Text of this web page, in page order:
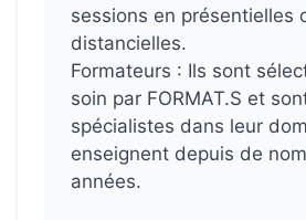
sessions en présentielles
distancielles.
Formateurs : Ils sont
soin par FORMAT.S et
spécialistes dans leur
enseignent depuis de
années.